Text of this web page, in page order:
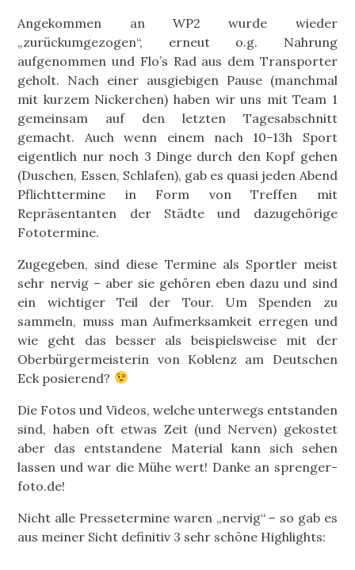
Angekommen an WP2 wurde wieder
„zurückumgezogen“, erneut o.g. Nahrung
aufgenommen und Flo’s Rad aus dem Transporter
geholt. Nach einer ausgiebigen Pause (manchmal
mit kurzem Nickerchen) haben wir uns mit Team 1
gemeinsam auf den letzten Tagesabschnitt
gemacht. Auch wenn einem nach 10-13h Sport
eigentlich nur noch 3 Dinge durch den Kopf gehen
(Duschen, Essen, Schlafen), gab es quasi jeden Abend
Pflichttermine in Form von Treffen mit
Repräsentanten der Städte und dazugehörige
Fototermine.
Zugegeben, sind diese Termine als Sportler meist
sehr nervig – aber sie gehören eben dazu und sind
ein wichtiger Teil der Tour. Um Spenden zu
sammeln, muss man Aufmerksamkeit erregen und
wie geht das besser als beispielsweise mit der
Oberbürgermeisterin von Koblenz am Deutschen
Eck posierend?
Die Fotos und Videos, welche unterwegs entstanden
sind, haben oft etwas Zeit (und Nerven) gekostet
aber das entstandene Material kann sich sehen
lassen und war die Mühe wert! Danke an sprenger-
foto.de!
Nicht alle Pressetermine waren „nervig“ – so gab es
aus meiner Sicht definitiv 3 sehr schöne Highlights: